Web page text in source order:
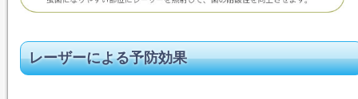
レーザーによる予防効果